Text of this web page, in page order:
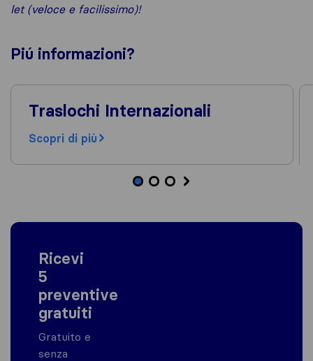
let (veloce e facilissimo)!
Piú informazioni?
Traslochi Internazionali
Scopri di più
Ricevi
5
preventive
gratuiti
Gratuito e
senza